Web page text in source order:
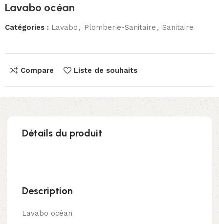
Lavabo océan
Catégories : Lavabo , Plomberie-Sanitaire , Sanitaire
Compare Liste de souhaits
Détails du produit
Description
Lavabo océan